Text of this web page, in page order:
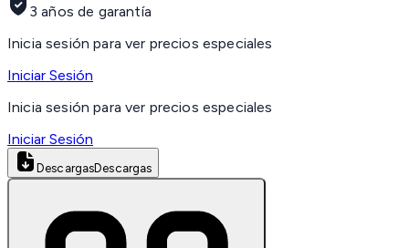
3 años de garantía
Inicia sesión para ver precios especiales
Iniciar Sesión
Inicia sesión para ver precios especiales
Iniciar Sesión
DescargasDescargas